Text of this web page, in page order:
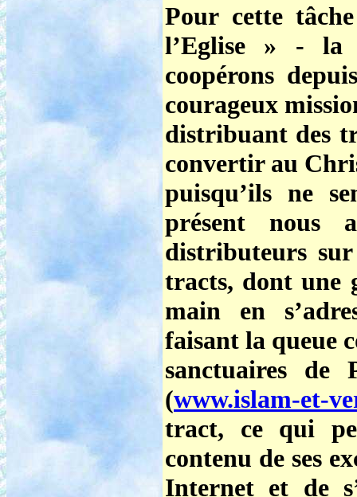
Pour cette
l’Eglise » - la
coopérons
courageux
distribuant des
convertir au
puisqu’ils ne
présent nous
distributeurs
tracts, dont une
main en
faisant la queue
sanctuaires de
(www.islam-et-
tract, ce qui
contenu de ses
Internet et de